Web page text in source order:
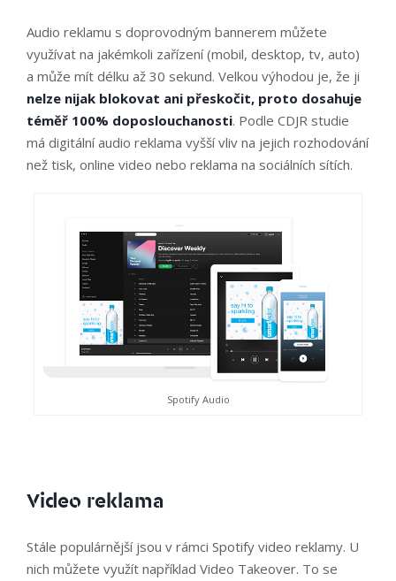
Audio reklamu s doprovodným bannerem můžete
využívat na jakémkoli zařízení (mobil, desktop, tv, auto)
a může mít délku až 30 sekund. Velkou výhodou je, že ji
nelze nijak blokovat ani přeskočit, proto dosahuje
téměř 100% doposlouchanosti. Podle CDJR studie
má digitální audio reklama vyšší vliv na jejich rozhodování
než tisk, online video nebo reklama na sociálních sítích.
Spotify Audio
Video reklama
Stále populárnější jsou v rámci Spotify video reklamy. U
nich můžete využít například Video Takeover. To se